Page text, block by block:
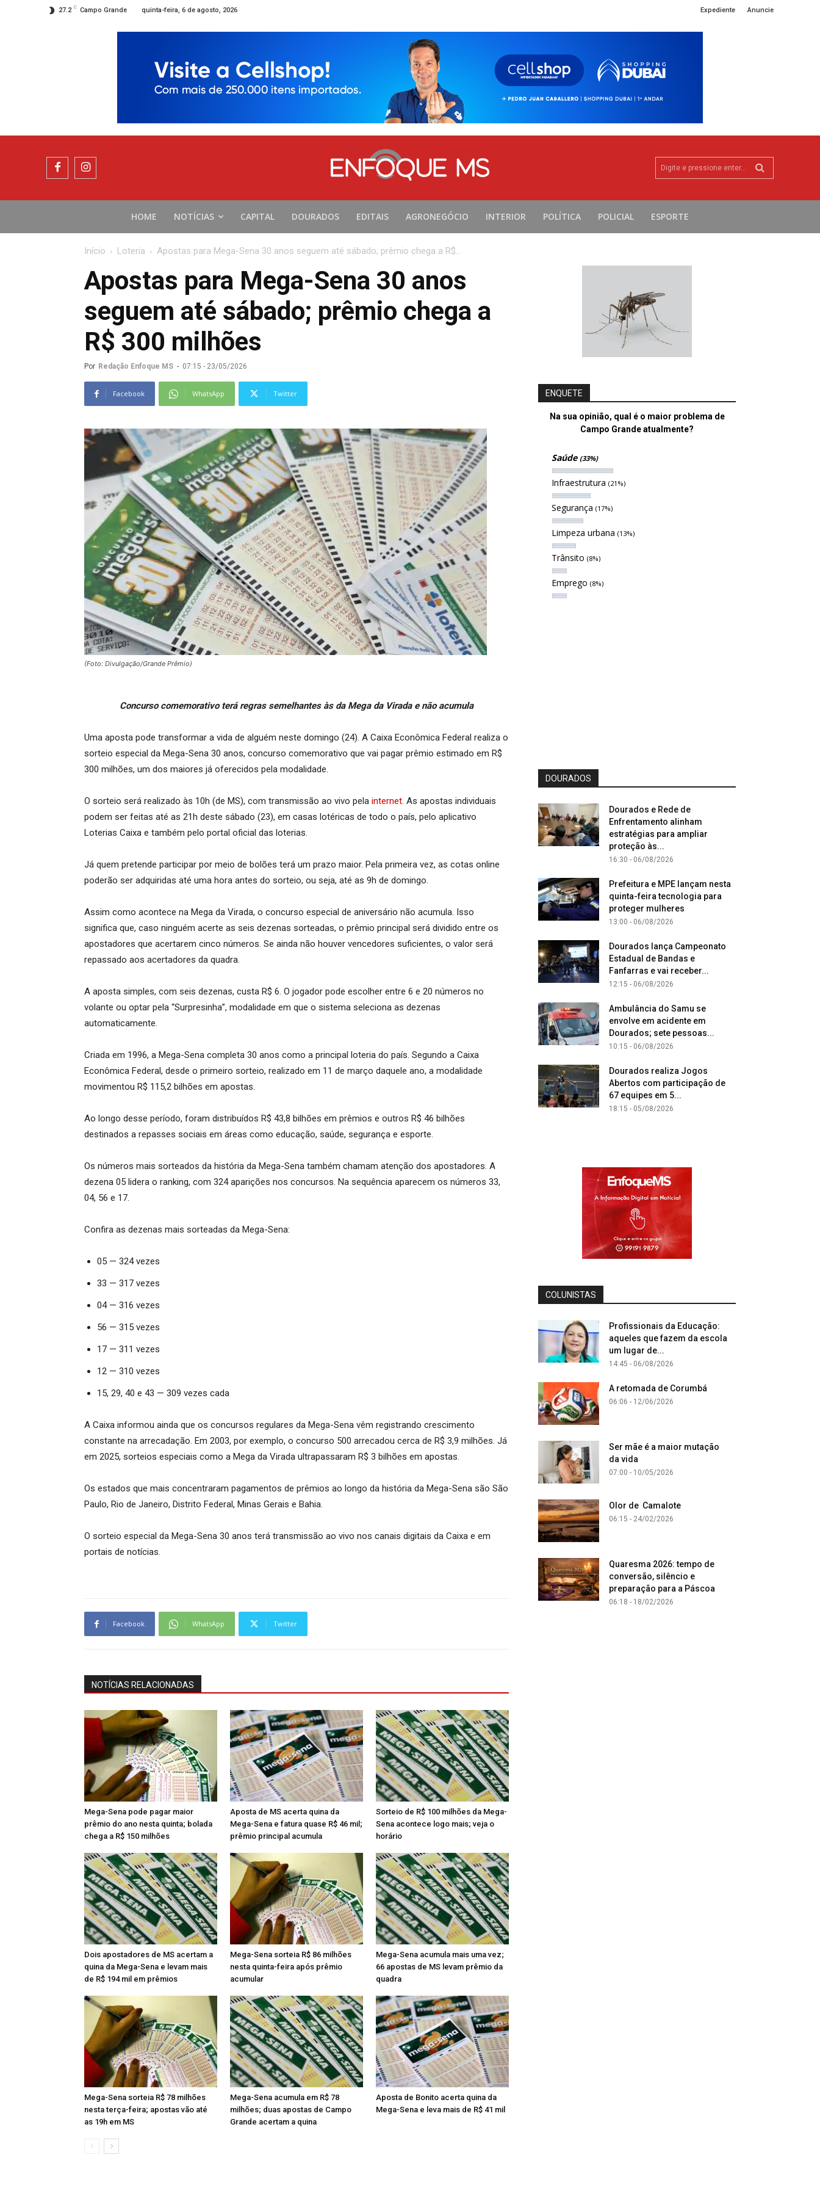
27.2 C Campo Grande quinta-feira, 6 de agosto, 2026 Expediente Anuncie
Digite e pressione enter...
HOME NOTÍCIAS CAPITAL DOURADOS EDITAIS AGRONEGÓCIO INTERIOR POLÍTICA POLICIAL ESPORTE
Início Loteria Apostas para Mega-Sena 30 anos seguem até sábado; prêmio chega a R$...
Apostas para Mega-Sena 30 anos
seguem até sábado; prêmio chega a
R$ 300 milhões
Por Redação Enfoque MS - 07:15 - 23/05/2026
Facebook WhatsApp Twitter
(Foto: Divulgação/Grande Prêmio)
Concurso comemorativo terá regras semelhantes às da Mega da Virada e não acumula
Uma aposta pode transformar a vida de alguém neste domingo (24). A Caixa Econômica Federal realiza o
sorteio especial da Mega-Sena 30 anos, concurso comemorativo que vai pagar prêmio estimado em R$
300 milhões, um dos maiores já oferecidos pela modalidade.
O sorteio será realizado às 10h (de MS), com transmissão ao vivo pela internet. As apostas individuais
podem ser feitas até as 21h deste sábado (23), em casas lotéricas de todo o país, pelo aplicativo
Loterias Caixa e também pelo portal oficial das loterias.
Já quem pretende participar por meio de bolões terá um prazo maior. Pela primeira vez, as cotas online
poderão ser adquiridas até uma hora antes do sorteio, ou seja, até as 9h de domingo.
Assim como acontece na Mega da Virada, o concurso especial de aniversário não acumula. Isso
significa que, caso ninguém acerte as seis dezenas sorteadas, o prêmio principal será dividido entre os
apostadores que acertarem cinco números. Se ainda não houver vencedores suficientes, o valor será
repassado aos acertadores da quadra.
A aposta simples, com seis dezenas, custa R$ 6. O jogador pode escolher entre 6 e 20 números no
volante ou optar pela “Surpresinha”, modalidade em que o sistema seleciona as dezenas
automaticamente.
Criada em 1996, a Mega-Sena completa 30 anos como a principal loteria do país. Segundo a Caixa
Econômica Federal, desde o primeiro sorteio, realizado em 11 de março daquele ano, a modalidade
movimentou R$ 115,2 bilhões em apostas.
Ao longo desse período, foram distribuídos R$ 43,8 bilhões em prêmios e outros R$ 46 bilhões
destinados a repasses sociais em áreas como educação, saúde, segurança e esporte.
Os números mais sorteados da história da Mega-Sena também chamam atenção dos apostadores. A
dezena 05 lidera o ranking, com 324 aparições nos concursos. Na sequência aparecem os números 33,
04, 56 e 17.
Confira as dezenas mais sorteadas da Mega-Sena:
05 — 324 vezes
33 — 317 vezes
04 — 316 vezes
56 — 315 vezes
17 — 311 vezes
12 — 310 vezes
15, 29, 40 e 43 — 309 vezes cada
A Caixa informou ainda que os concursos regulares da Mega-Sena vêm registrando crescimento
constante na arrecadação. Em 2003, por exemplo, o concurso 500 arrecadou cerca de R$ 3,9 milhões. Já
em 2025, sorteios especiais como a Mega da Virada ultrapassaram R$ 3 bilhões em apostas.
Os estados que mais concentraram pagamentos de prêmios ao longo da história da Mega-Sena são São
Paulo, Rio de Janeiro, Distrito Federal, Minas Gerais e Bahia.
O sorteio especial da Mega-Sena 30 anos terá transmissão ao vivo nos canais digitais da Caixa e em
portais de notícias.
Facebook WhatsApp Twitter
NOTÍCIAS RELACIONADAS
Mega-Sena pode pagar maior
prêmio do ano nesta quinta; bolada
chega a R$ 150 milhões
Aposta de MS acerta quina da
Mega-Sena e fatura quase R$ 46 mil;
prêmio principal acumula
Sorteio de R$ 100 milhões da Mega-
Sena acontece logo mais; veja o
horário
Dois apostadores de MS acertam a
quina da Mega-Sena e levam mais
de R$ 194 mil em prêmios
Mega-Sena sorteia R$ 86 milhões
nesta quinta-feira após prêmio
acumular
Mega-Sena acumula mais uma vez;
66 apostas de MS levam prêmio da
quadra
Mega-Sena sorteia R$ 78 milhões
nesta terça-feira; apostas vão até
as 19h em MS
Mega-Sena acumula em R$ 78
milhões; duas apostas de Campo
Grande acertam a quina
Aposta de Bonito acerta quina da
Mega-Sena e leva mais de R$ 41 mil
ENQUETE
Na sua opinião, qual é o maior problema de
Campo Grande atualmente?
Saúde (33%)
Infraestrutura (21%)
Segurança (17%)
Limpeza urbana (13%)
Trânsito (8%)
Emprego (8%)
DOURADOS
Dourados e Rede de
Enfrentamento alinham
estratégias para ampliar
proteção às...
16:30 - 06/08/2026
Prefeitura e MPE lançam nesta
quinta-feira tecnologia para
proteger mulheres
13:00 - 06/08/2026
Dourados lança Campeonato
Estadual de Bandas e
Fanfarras e vai receber...
12:15 - 06/08/2026
Ambulância do Samu se
envolve em acidente em
Dourados; sete pessoas...
10:15 - 06/08/2026
Dourados realiza Jogos
Abertos com participação de
67 equipes em 5...
18:15 - 05/08/2026
COLUNISTAS
Profissionais da Educação:
aqueles que fazem da escola
um lugar de...
14:45 - 06/08/2026
A retomada de Corumbá
06:06 - 12/06/2026
Ser mãe é a maior mutação
da vida
07:00 - 10/05/2026
Olor de Camalote
06:15 - 24/02/2026
Quaresma 2026: tempo de
conversão, silêncio e
preparação para a Páscoa
06:18 - 18/02/2026